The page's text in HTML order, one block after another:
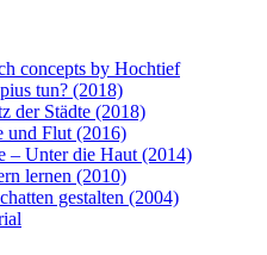
concepts by Hochtief
tun? (2018)
der Städte (2018)
und Flut (2016)
– Unter die Haut (2014)
lernen (2010)
gestalten (2004)